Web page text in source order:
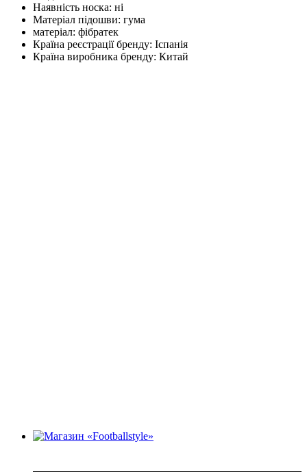
Наявність носка: ні
Матеріал підошви: гума
матеріал: фібратек
Країна реєстрації бренду: Іспанія
Країна виробника бренду: Китай